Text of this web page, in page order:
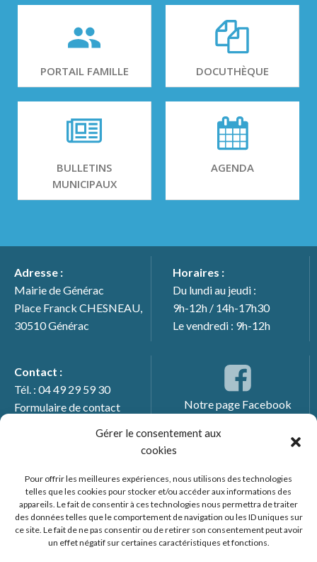
Gérer le consentement aux
cookies
Pour offrir les meilleures expériences, nous utilisons des technologies
telles que les cookies pour stocker et/ou accéder aux informations des
appareils. Le fait de consentir à ces technologies nous permettra de traiter
des données telles que le comportement de navigation ou les ID uniques sur
ce site. Le fait de ne pas consentir ou de retirer son consentement peut avoir
un effet négatif sur certaines caractéristiques et fonctions.
PORTAIL FAMILLE DOCUTHÈQUE
BULLETINS
MUNICIPAUX
AGENDA
Adresse :
Mairie de Générac
Place Franck CHESNEAU,
30510 Générac
Horaires :
Du lundi au jeudi :
9h-12h / 14h-17h30
Le vendredi : 9h-12h
Contact :
Tél. : 04 49 29 59 30
Formulaire de contact
Notre page Facebook